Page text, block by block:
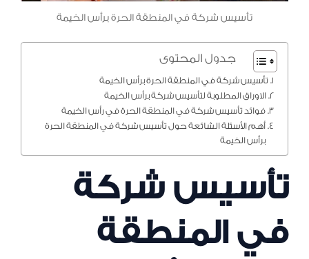
تأسيس شركة في المنطقة الحرة برأس الخيمة
جدول المحتوى
تأسيس شركة في المنطقة الحرة برأس الخيمة
الاوراق المطلوبة لتأسيس شركة برأس الخيمة
فوائد تأسيس شركة في المنطقة الحرة في رأس الخيمة
أهم الأسئلة الشائعة حول تأسيس شركة في المنطقة الحرة
برأس الخيمة
تأسيس شركة
في المنطقة